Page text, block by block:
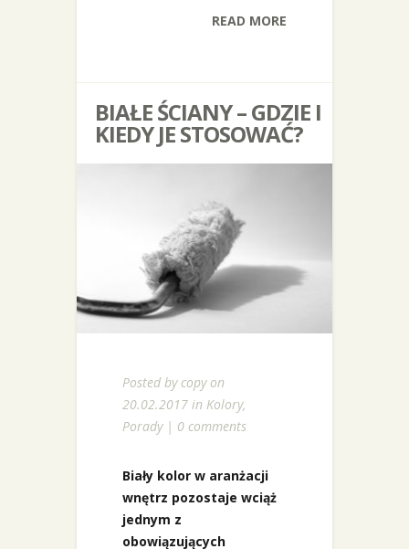
READ MORE
BIAŁE ŚCIANY – GDZIE I
KIEDY JE STOSOWAĆ?
Posted by copyon
20.02.2017 in Kolory,
Porady| 0 comments
Biały kolor w aranżacji
wnętrz pozostaje wciąż
jednym z
obowiązujących